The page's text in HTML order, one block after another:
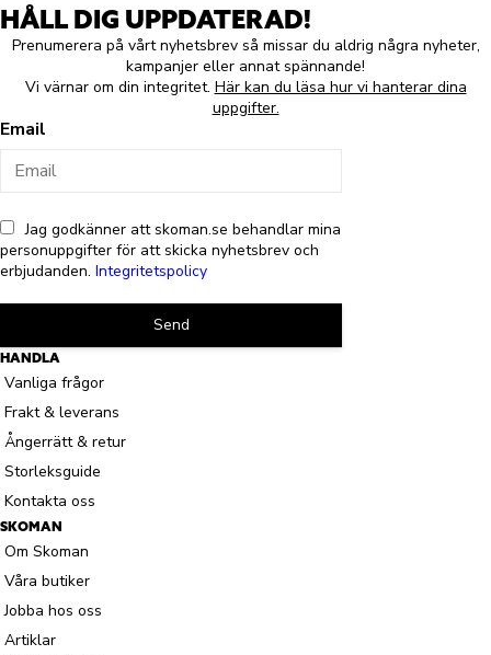
HÅLL DIG UPPDATERAD!
Prenumerera på vårt nyhetsbrev så missar du aldrig några nyheter,
kampanjer eller annat spännande!
Vi värnar om din integritet. Här kan du läsa hur vi hanterar dina
uppgifter.
Email
Jag godkänner att skoman.se behandlar mina
personuppgifter för att skicka nyhetsbrev och
erbjudanden. Integritetspolicy
Send
HANDLA
Vanliga frågor
Frakt & leverans
Ångerrätt & retur
Storleksguide
Kontakta oss
SKOMAN
Om Skoman
Våra butiker
Jobba hos oss
Artiklar